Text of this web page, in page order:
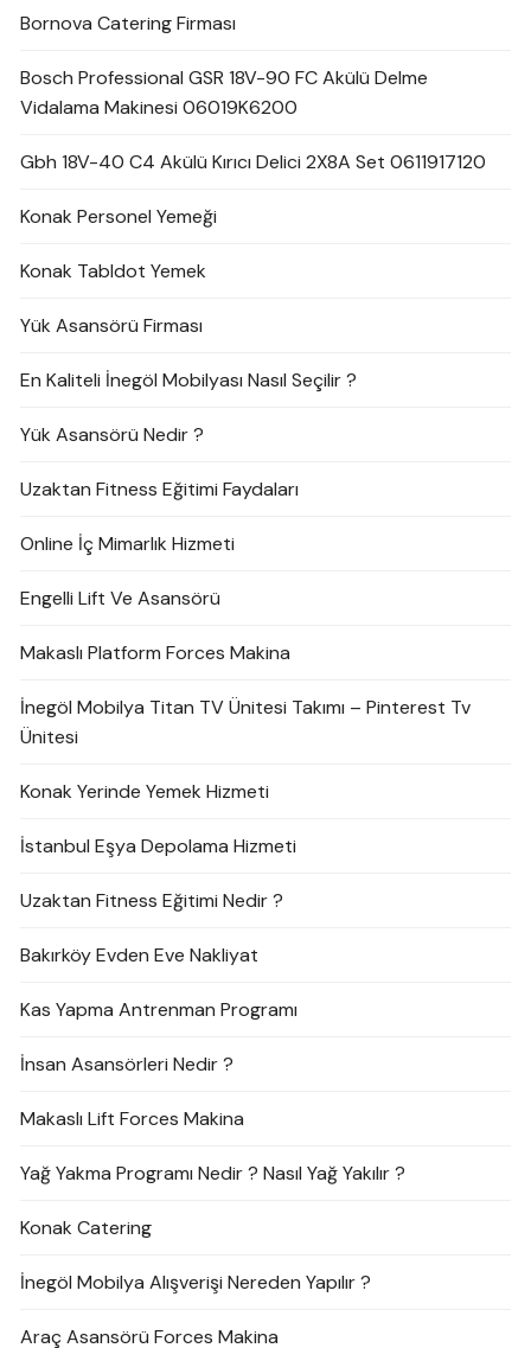
Bornova Catering Firması
Bosch Professional GSR 18V-90 FC Akülü Delme
Vidalama Makinesi 06019K6200
Gbh 18V-40 C4 Akülü Kırıcı Delici 2X8A Set 0611917120
Konak Personel Yemeği
Konak Tabldot Yemek
Yük Asansörü Firması
En Kaliteli İnegöl Mobilyası Nasıl Seçilir ?
Yük Asansörü Nedir ?
Uzaktan Fitness Eğitimi Faydaları
Online İç Mimarlık Hizmeti
Engelli Lift Ve Asansörü
Makaslı Platform Forces Makina
İnegöl Mobilya Titan TV Ünitesi Takımı – Pinterest Tv
Ünitesi
Konak Yerinde Yemek Hizmeti
İstanbul Eşya Depolama Hizmeti
Uzaktan Fitness Eğitimi Nedir ?
Bakırköy Evden Eve Nakliyat
Kas Yapma Antrenman Programı
İnsan Asansörleri Nedir ?
Makaslı Lift Forces Makina
Yağ Yakma Programı Nedir ? Nasıl Yağ Yakılır ?
Konak Catering
İnegöl Mobilya Alışverişi Nereden Yapılır ?
Araç Asansörü Forces Makina